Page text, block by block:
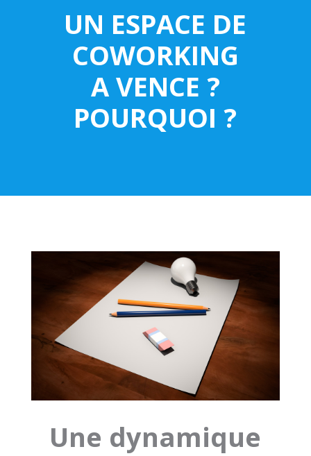
UN ESPACE DE
COWORKING
A VENCE ?
POURQUOI ?
Une dynamique